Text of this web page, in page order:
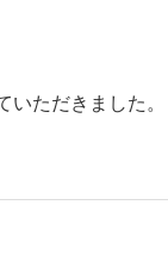
ただきました。